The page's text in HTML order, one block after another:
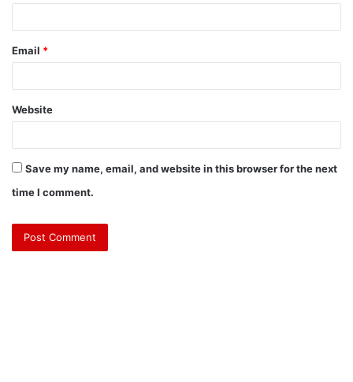
Email *
Website
Save my name, email, and website in this browser for the next
time I comment.